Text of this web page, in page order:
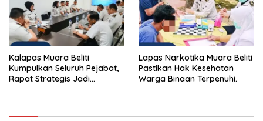
Kalapas Muara Beliti
Kumpulkan Seluruh Pejabat,
Rapat Strategis Jadi
Lapas Narkotika Muara Beliti
Pastikan Hak Kesehatan
Warga Binaan Terpenuhi.